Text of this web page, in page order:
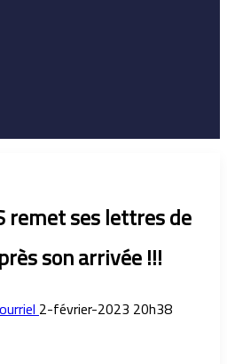
remet ses lettres de
son arrivée !!!
2-février-2023 20h38